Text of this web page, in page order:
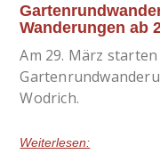
Wanderungen ab
Am 29. März
Wodrich.
Weiterlesen: